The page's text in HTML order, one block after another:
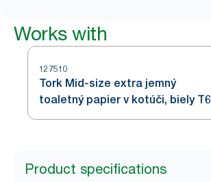
Works with
127510
Tork Mid-size extra jemný
toaletný papier v kotúči, biely T6
Product specifications